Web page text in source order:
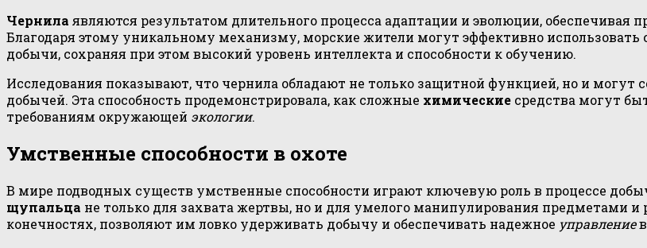
Чернила являются результатом длительного процесса адаптации и эволюции, обеспечивая
Благодаря этому уникальному механизму, морские жители могут эффективно использовать
добычи, сохраняя при этом высокий уровень интеллекта и способности к обучению.
Исследования показывают, что чернила обладают не только защитной функцией, но и могут
добычей. Эта способность продемонстрировала, как сложные химические средства могут
требованиям окружающей экологии.
Умственные способности в охоте
В мире подводных существ умственные способности играют ключевую роль в процессе
щупальца не только для захвата жертвы, но и для умелого манипулирования предметами
конечностях, позволяют им ловко удерживать добычу и обеспечивать надежное управлениев